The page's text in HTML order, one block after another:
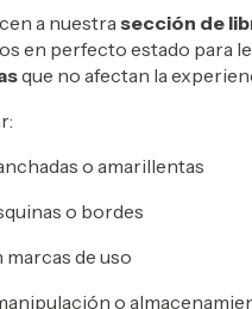
a nuestrasección de
en perfecto estado para
que no afectan la
o amarillentas
o bordes
marcas de uso
o